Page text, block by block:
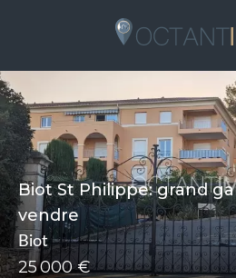
Biot St Philippe: grand
vendre
Biot
25 000 €